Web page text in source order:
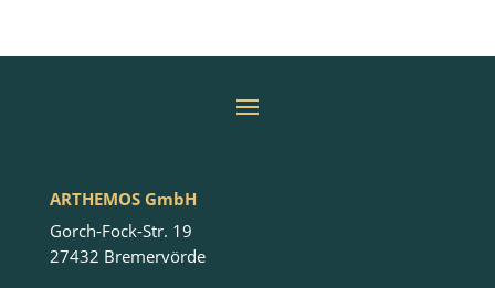
ARTHEMOS GmbH
Gorch-Fock-Str. 19
27432 Bremervörde